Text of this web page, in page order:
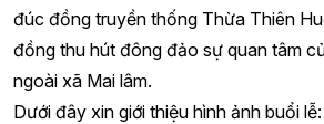
đúc đồng truyền thống Thừa Thiên
đồng thu hút đông đảo sự quan tâm
ngoài xã Mai lâm.
Dưới đây xin giới thiệu hình ảnh buổi lễ: